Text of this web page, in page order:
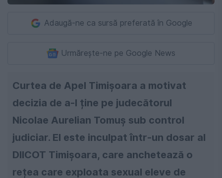
Adaugă-ne ca sursă preferată în Google
Urmărește-ne pe Google News
Curtea de Apel Timișoara a motivat
decizia de a-l ține pe judecătorul
Nicolae Aurelian Tomuș sub control
judiciar. El este inculpat într-un dosar al
DIICOT Timișoara, care anchetează o
rețea care exploata sexual eleve de